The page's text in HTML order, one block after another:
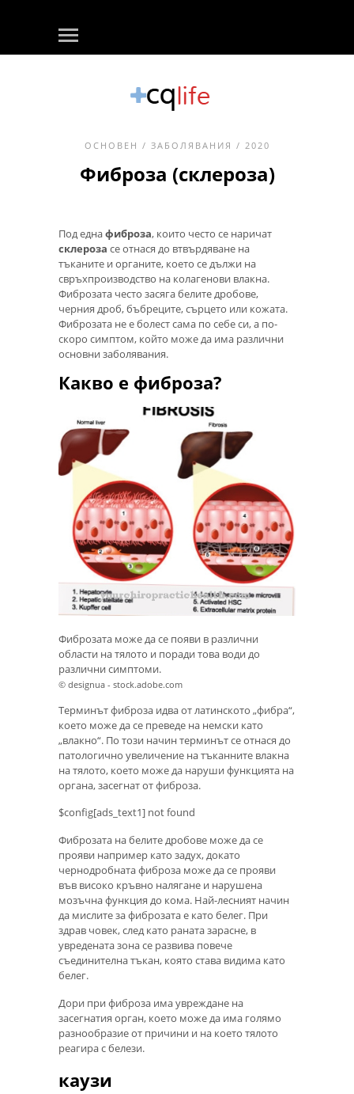
ОСНОВЕН / ЗАБОЛЯВАНИЯ / 2020
Фиброза (склероза)
Под еднафиброза, които често се наричат
склероза се отнася до втвърдяване на
тъканите и органите, което се дължи на
свръхпроизводство на колагенови влакна.
Фиброзата често засяга белите дробове,
черния дроб, бъбреците, сърцето или кожата.
Фиброзата не е болест сама по себе си, а по-
скоро симптом, който може да има различни
основни заболявания.
Какво е фиброза?
Фиброзата може да се появи в различни
области на тялото и поради това води до
различни симптоми.
© designua - stock.adobe.com
Терминът фиброза идва от латинското „фибра“,
което може да се преведе на немски като
„влакно“. По този начин терминът се отнася до
патологично увеличение на тъканните влакна
на тялото, което може да наруши функцията на
органа, засегнат от фиброза.
$config[ads_text1] not found
Фиброзата на белите дробове може да се
прояви например като задух, докато
чернодробната фиброза може да се прояви
във високо кръвно налягане и нарушена
мозъчна функция до кома. Най-лесният начин
да мислите за фиброзата е като белег. При
здрав човек, след като раната зарасне, в
увредената зона се развива повече
съединителна тъкан, която става видима като
белег.
Дори при фиброза има увреждане на
засегнатия орган, което може да има голямо
разнообразие от причини и на което тялото
реагира с белези.
каузи